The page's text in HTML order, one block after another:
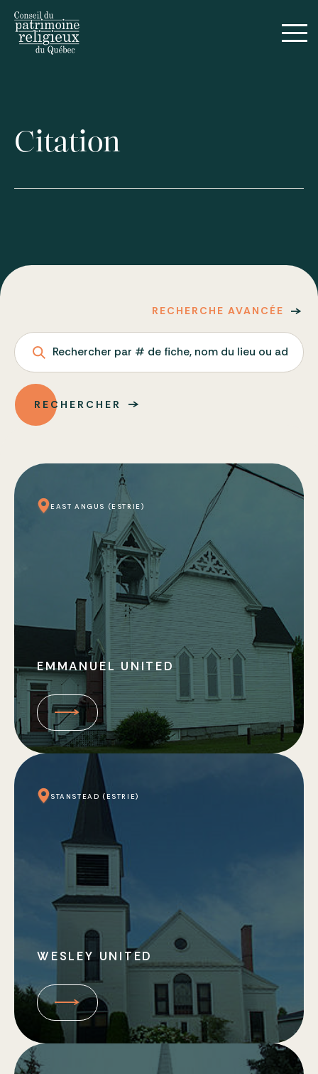
Citation
RECHERCHE AVANCÉE
Rechercher par # de fiche, nom du lieu ou adresse
RECHERCHER
EAST ANGUS (ESTRIE)
EMMANUEL UNITED
STANSTEAD (ESTRIE)
WESLEY UNITED